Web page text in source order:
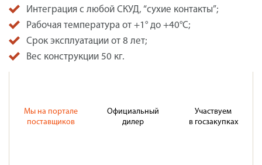
Интеграция с любой СКУД, “сухие контакты”;
Рабочая температура от +1° до +40°С;
Срок эксплуатации от 8 лет;
Вес конструкции 50 кг.
Мы на портале
поставщиков
Официальный
дилер
Участвуем
в госзакупках